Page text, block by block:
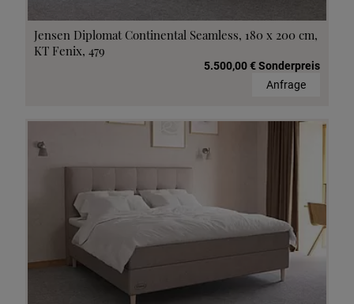
Jensen Diplomat Continental Seamless, 180 x 200 cm,
KT Fenix, 479
5.500,00 € Sonderpreis
Anfrage